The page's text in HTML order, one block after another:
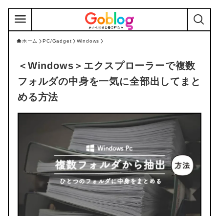
ホーム PC/Gadget Windows
＜Windows＞ エクスプローラーで複数
フォルダの中身を一気に全部出してまと
める方法